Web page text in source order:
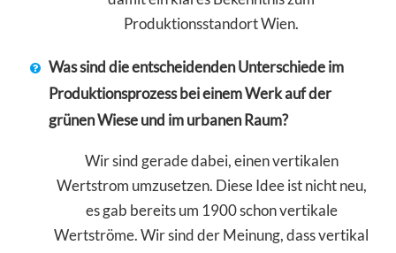
Produktionsstandort Wien.
Was sind die entscheidenden Unterschiede im
Produktionsprozess bei einem Werk auf der
grünen Wiese und im urbanen Raum?
Wir sind gerade dabei, einen vertikalen
Wertstrom umzusetzen. Diese Idee ist nicht neu,
es gab bereits um 1900 schon vertikale
Wertströme. Wir sind der Meinung, dass vertikal